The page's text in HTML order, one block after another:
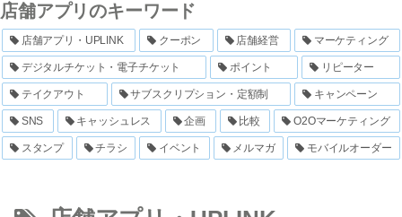
店舗アプリのキーワード
店舗アプリ・UPLINK クーポン 店舗経営 マーケティング
デジタルチケット・電子チケット ポイント リピーター
テイクアウト サブスクリプション・定額制 キャンペーン
SNS キャッシュレス 企画 比較 O2Oマーケティング
スタンプ チラシ イベント メルマガ モバイルオーダー